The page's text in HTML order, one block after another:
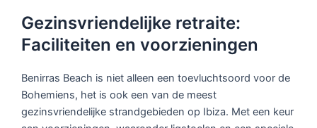
Gezinsvriendelijke retraite:
Faciliteiten en voorzieningen
Benirras Beach is niet alleen een toevluchtsoord voor de
Bohemiens, het is ook een van de meest
gezinsvriendelijke strandgebieden op Ibiza. Met een keur